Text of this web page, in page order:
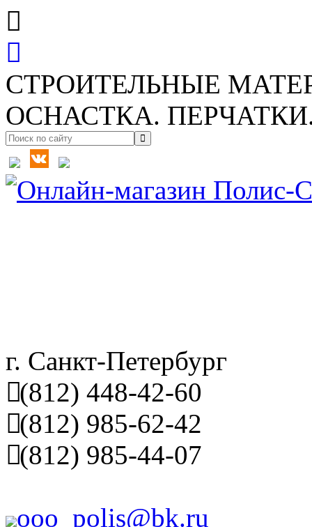
СТРОИТЕЛЬНЫЕ
ОСНАСТКА.
г. Санкт-Петербург
(812) 448-42-60
(812) 985-62-42
(812) 985-44-07
ooo_polis@bk.ru